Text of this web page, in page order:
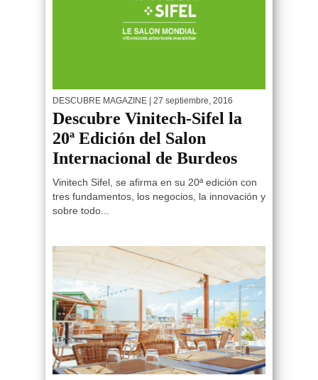
DESCUBRE MAGAZINE | 27 septiembre, 2016
Descubre Vinitech-Sifel la
20ª Edición del Salon
Internacional de Burdeos
Vinitech Sifel, se afirma en su 20ª edición con
tres fundamentos, los negocios, la innovación y
sobre todo...